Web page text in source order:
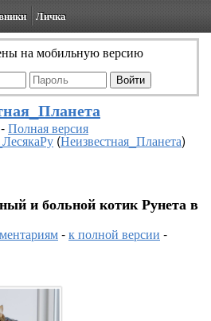
Личка
на мобильную версию
-Полная версия
(Неизвестная_Планета)
и больной котик Рунета в
-к полной версии -